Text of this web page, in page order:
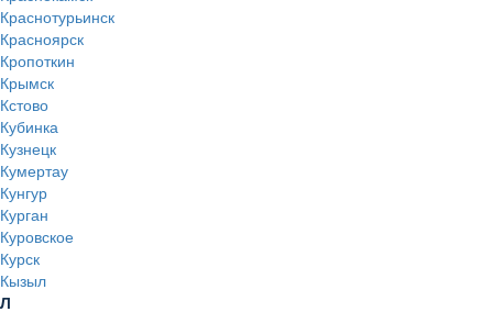
Краснотурьинск
Красноярск
Кропоткин
Крымск
Кстово
Кубинка
Кузнецк
Кумертау
Кунгур
Курган
Куровское
Курск
Кызыл
Л